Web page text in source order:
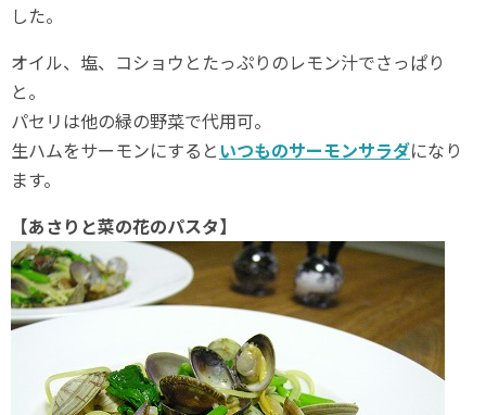
した。
オイル、塩、コショウとたっぷりのレモン汁でさっぱり
と。
パセリは他の緑の野菜で代用可。
生ハムをサーモンにするといつものサーモンサラダになり
ます。
【あさりと菜の花のパスタ】